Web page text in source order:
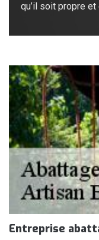
qu’il soit propre et
Entreprise